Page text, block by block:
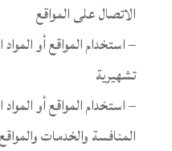
الاتصال على المواقع
– استخدام المواقع أو المواد
تشهيرية
– استخدام المواقع أو
المنافسة والخدمات